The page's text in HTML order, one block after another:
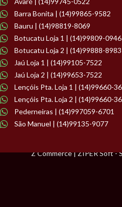
Barra Bonita | (14)99865-9582
Bauru | (14)98819-8069
Botucatu Loja 1 | (14)99809-0946
Botucatu Loja 2 | (14)99888-8983
Jaú Loja 1 | (14)99105-7522
Jaú Loja 2 | (14)99653-7522
Lençóis Pta. Loja 1 | (14)99660-
Lençóis Pta. Loja 2 | (14)99660-
Pederneiras | (14)997059-6701
São Manuel | (14)99135-9077
Z Commerce | ZIPER Soft -